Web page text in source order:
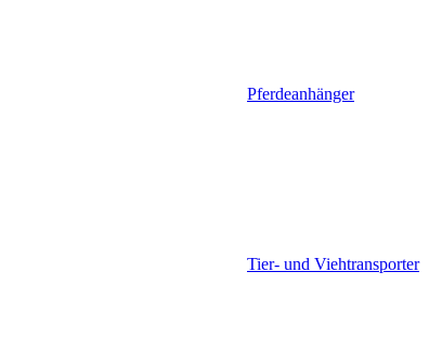
Pferdeanhänger
Tier- und Viehtransporter